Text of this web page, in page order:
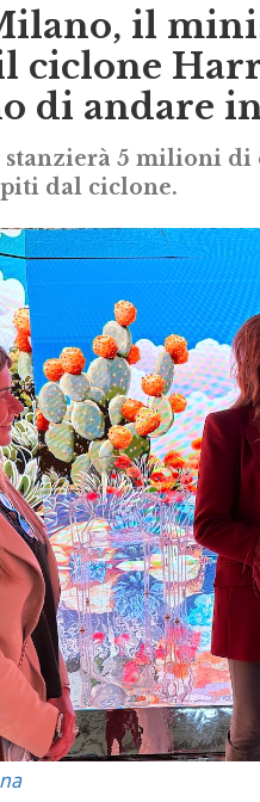
il
ciclone
di andare
5 milioni di
dal ciclone.